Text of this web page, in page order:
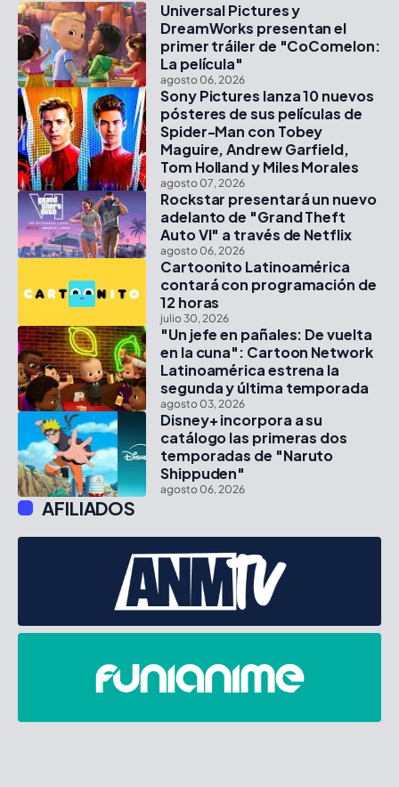
Universal Pictures y
DreamWorks presentan el
primer tráiler de "CoComelon:
La película"
agosto 06, 2026
Sony Pictures lanza 10 nuevos
pósteres de sus películas de
Spider-Man con Tobey
Maguire, Andrew Garfield,
Tom Holland y Miles Morales
agosto 07, 2026
Rockstar presentará un nuevo
adelanto de "Grand Theft
Auto VI" a través de Netflix
agosto 06, 2026
Cartoonito Latinoamérica
contará con programación de
12 horas
julio 30, 2026
"Un jefe en pañales: De vuelta
en la cuna": Cartoon Network
Latinoamérica estrena la
segunda y última temporada
agosto 03, 2026
Disney+ incorpora a su
catálogo las primeras dos
temporadas de "Naruto
Shippuden"
agosto 06, 2026
AFILIADOS